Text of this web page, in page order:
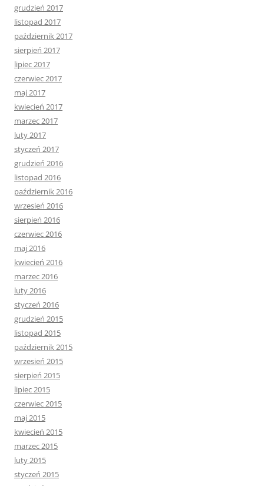
grudzień 2017
listopad 2017
październik 2017
sierpień 2017
lipiec 2017
czerwiec 2017
maj 2017
kwiecień 2017
marzec 2017
luty 2017
styczeń 2017
grudzień 2016
listopad 2016
październik 2016
wrzesień 2016
sierpień 2016
czerwiec 2016
maj 2016
kwiecień 2016
marzec 2016
luty 2016
styczeń 2016
grudzień 2015
listopad 2015
październik 2015
wrzesień 2015
sierpień 2015
lipiec 2015
czerwiec 2015
maj 2015
kwiecień 2015
marzec 2015
luty 2015
styczeń 2015